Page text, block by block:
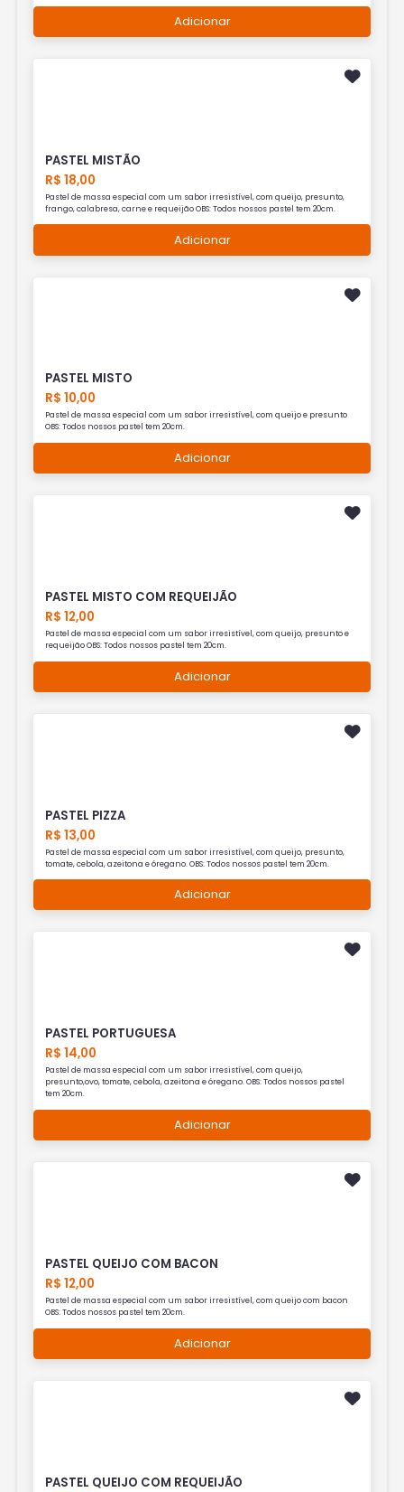
Adicionar
PASTEL MISTÃO
R$ 18,00
Pastel de massa especial com um sabor irresistível, com queijo, presunto,
frango, calabresa, carne e requeijão OBS: Todos nossos pastel tem 20cm.
Adicionar
PASTEL MISTO
R$ 10,00
Pastel de massa especial com um sabor irresistível, com queijo e presunto
OBS: Todos nossos pastel tem 20cm.
Adicionar
PASTEL MISTO COM REQUEIJÃO
R$ 12,00
Pastel de massa especial com um sabor irresistível, com queijo, presunto e
requeijão OBS: Todos nossos pastel tem 20cm.
Adicionar
PASTEL PIZZA
R$ 13,00
Pastel de massa especial com um sabor irresistível, com queijo, presunto,
tomate, cebola, azeitona e óregano. OBS: Todos nossos pastel tem 20cm.
Adicionar
PASTEL PORTUGUESA
R$ 14,00
Pastel de massa especial com um sabor irresistível, com queijo,
presunto,ovo, tomate, cebola, azeitona e óregano. OBS: Todos nossos pastel
tem 20cm.
Adicionar
PASTEL QUEIJO COM BACON
R$ 12,00
Pastel de massa especial com um sabor irresistível, com queijo com bacon
OBS: Todos nossos pastel tem 20cm.
Adicionar
PASTEL QUEIJO COM REQUEIJÃO